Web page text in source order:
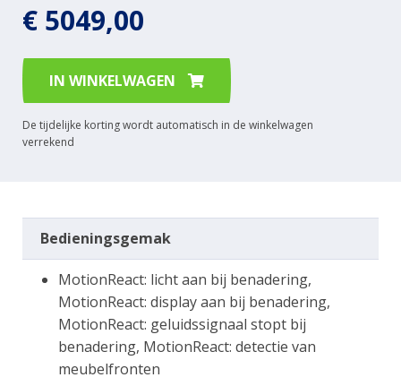
€ 5049,00
IN WINKELWAGEN
De tijdelijke korting wordt automatisch in de winkelwagen
verrekend
Bedieningsgemak
MotionReact: licht aan bij benadering,
MotionReact: display aan bij benadering,
MotionReact: geluidssignaal stopt bij
benadering, MotionReact: detectie van
meubelfronten